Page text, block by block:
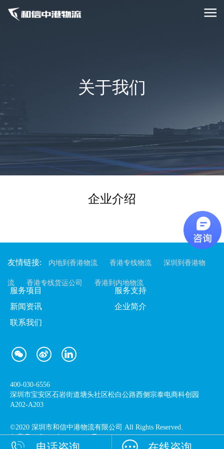
关于我们
企业介绍
友情链接: 内地到香港物流 香港专线物流 深圳到香港物
流 香港专线货运公司 香港到内地物流
服务项目
服务支持
新闻资讯
企业简介
联系我们
400-030-6556
深圳市宝安区石岩街道塘头社区松白公路西侧宗泰电商科创园
A202-A203
©2020 深圳市和信中港物流有限公司 All Rights Reserved.
备案号：粤ICP备17035817号-2